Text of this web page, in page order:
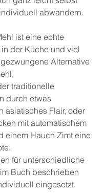
abwandern.
ist eine echte
der Küche und viel
Alternative
traditionelle
durch etwas
asiatisches Flair, oder
mit automatischem
einem Hauch Zimt eine
für unterschiedliche
Buch beschrieben
eingesetzt.